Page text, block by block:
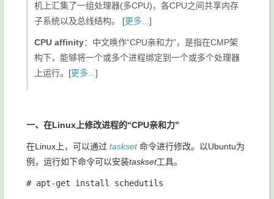
机上汇集了一组处理器(多CPU)，各CPU之间共享内存
子系统以及总线结构。 [更多... ]
CPU affinity：中文唤作“CPU亲和力”， 是指在CMP架
构下，能够将一个或多个进程绑定到一个或多个处理器
上运行。[更多... ]
一、在Linux上修改进程的“CPU亲和力”
在Linux上，可以通过 taskset 命令进行修改。以Ubuntu为
例，运行如下命令可以安装taskset工具。
# apt-get install schedutils